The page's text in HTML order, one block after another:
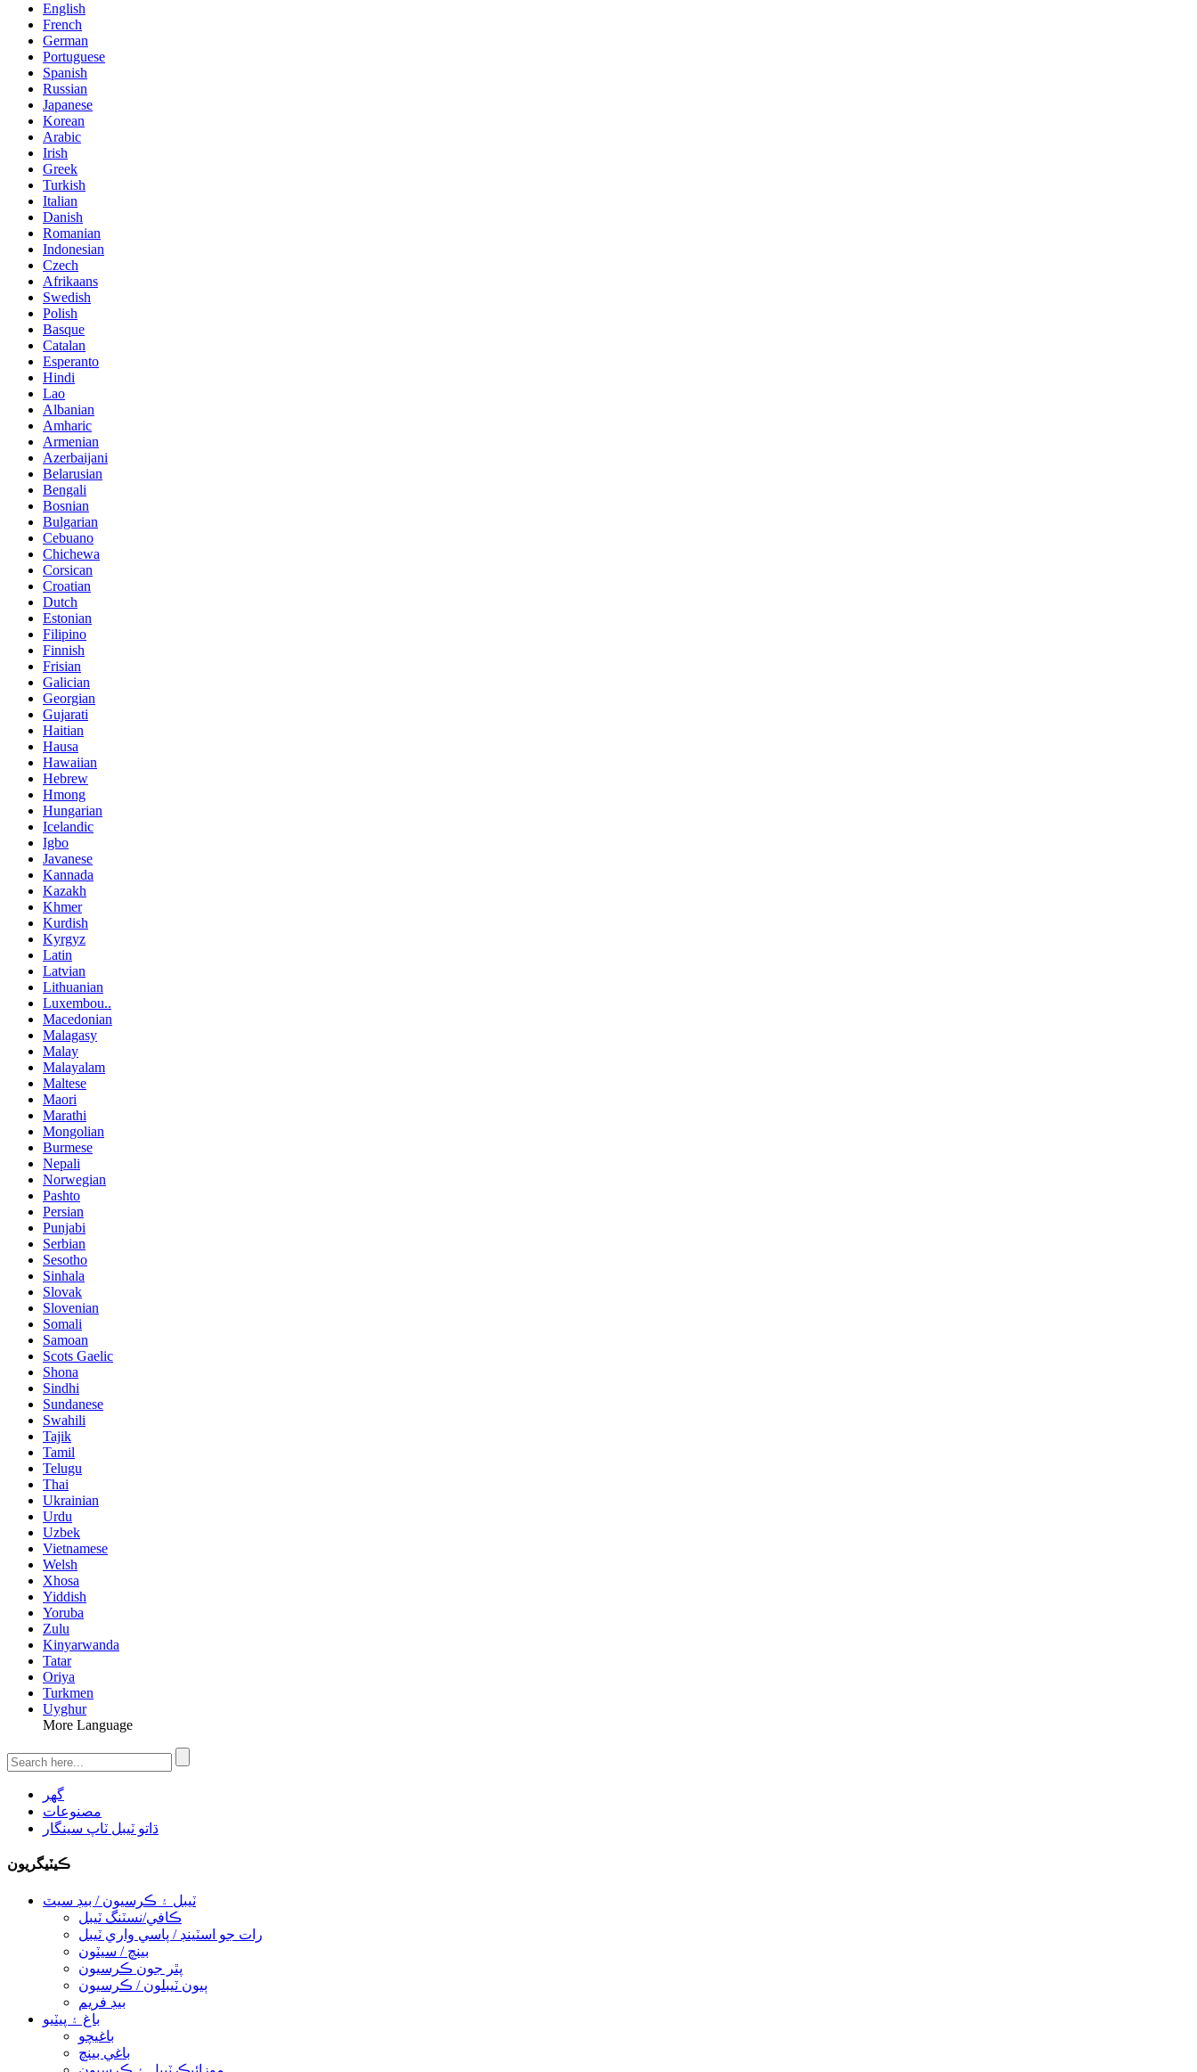
English
French
German
Portuguese
Spanish
Russian
Japanese
Korean
Arabic
Irish
Greek
Turkish
Italian
Danish
Romanian
Indonesian
Czech
Afrikaans
Swedish
Polish
Basque
Catalan
Esperanto
Hindi
Lao
Albanian
Amharic
Armenian
Azerbaijani
Belarusian
Bengali
Bosnian
Bulgarian
Cebuano
Chichewa
Corsican
Croatian
Dutch
Estonian
Filipino
Finnish
Frisian
Galician
Georgian
Gujarati
Haitian
Hausa
Hawaiian
Hebrew
Hmong
Hungarian
Icelandic
Igbo
Javanese
Kannada
Kazakh
Khmer
Kurdish
Kyrgyz
Latin
Latvian
Lithuanian
Luxembou..
Macedonian
Malagasy
Malay
Malayalam
Maltese
Maori
Marathi
Mongolian
Burmese
Nepali
Norwegian
Pashto
Persian
Punjabi
Serbian
Sesotho
Sinhala
Slovak
Slovenian
Somali
Samoan
Scots Gaelic
Shona
Sindhi
Sundanese
Swahili
Tajik
Tamil
Telugu
Thai
Ukrainian
Urdu
Uzbek
Vietnamese
Welsh
Xhosa
Yiddish
Yoruba
Zulu
Kinyarwanda
Tatar
Oriya
Turkmen
Uyghur
More Language
گهر
مصنوعات
ڌاتو ٽيبل ٽاپ سينگار
ڪيٽيگريون
ٽيبل ۽ ڪرسيون / بيڊ سيٽ
ڪافي/نسٽنگ ٽيبل
رات جو اسٽينڊ / پاسي واري ٽيبل
بينچ / سيٽون
پٿر جون ڪرسيون
ٻيون ٽيبلون / ڪرسيون
بيڊ فريم
باغ ۽ پيٽيو
باغيچو
باغي بينچ